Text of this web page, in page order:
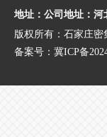
地址：公司地址：河
版权所有：石家庄
备案号： 冀ICP备